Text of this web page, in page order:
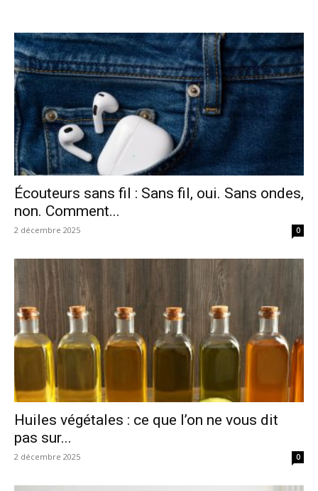
Écouteurs sans fil : Sans fil, oui. Sans ondes,
non. Comment...
2 décembre 2025 0
Huiles végétales : ce que l’on ne vous dit
pas sur...
2 décembre 2025 0